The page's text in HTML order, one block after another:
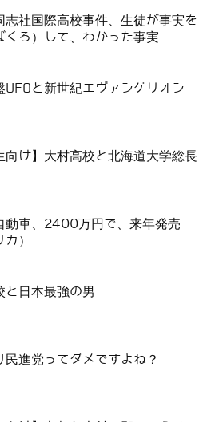
志社国際高校事件、生徒が事実を
くろ）して、わかった事実
UFOと新世紀エヴァンゲリオン
向け】大村高校と北海道大学総長
動車、2400万円で、来年発売
カ）
と日本最強の男
民進党ってダメですよね？